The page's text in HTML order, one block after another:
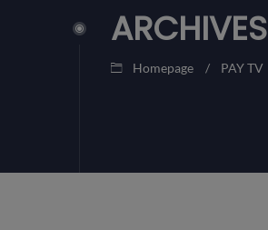
ARCHIVES
Homepage PAY TV